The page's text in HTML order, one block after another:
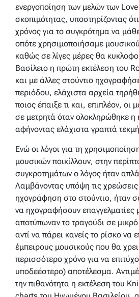
ενεργοποίηση των μελών των
σκοπιμότητας, υποστηρίζοντας
χρόνος για το συγκρότημα να
οπότε χρησιμοποιήσαμε
καθώς σε λίγες μέρες θα
Βασίλειο η πρώτη εκτέλεση του
και με άλλες στούντιο
περιόδου, ελάχιστα αρχεία
ποιος έπαιξε τι και, επιπλέον, οι
σε μετρητά όταν ολοκληρώθηκε
αφήνοντας ελάχιστα γραπτά
Ενώ οι λόγοι για τη
μουσικών ποικίλλουν, στην
συγκροτημάτων ο λόγος ήταν
Λαμβάνοντας υπόψη τις
ηχογράφηση στο στούντιο, ήταν
να ηχογραφήσουν επαγγελματίες
αποτύπωναν το τραγούδι σε
αντί να πάρει κανείς το ρίσκο να
έμπειρους μουσικούς που θα
περισσότερο χρόνο για να
υποδεέστερο) αποτέλεσμα.
την πιθανότητα η εκτέλεση του